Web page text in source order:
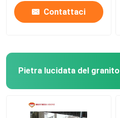
Contattaci
Pietra lucidata del granito